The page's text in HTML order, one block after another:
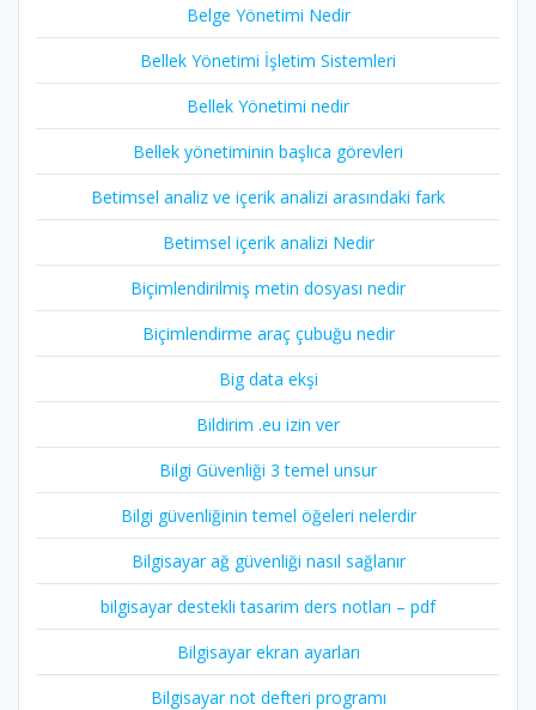
Belge Yönetimi Nedir
Bellek Yönetimi İşletim Sistemleri
Bellek Yönetimi nedir
Bellek yönetiminin başlıca görevleri
Betimsel analiz ve içerik analizi arasındaki fark
Betimsel içerik analizi Nedir
Biçimlendirilmiş metin dosyası nedir
Biçimlendirme araç çubuğu nedir
Big data ekşi
Bildirim .eu izin ver
Bilgi Güvenliği 3 temel unsur
Bilgi güvenliğinin temel öğeleri nelerdir
Bilgisayar ağ güvenliği nasıl sağlanır
bilgisayar destekli tasarim ders notları – pdf
Bilgisayar ekran ayarları
Bilgisayar not defteri programı